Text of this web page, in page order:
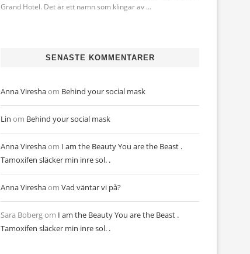
Grand Hotel. Det är ett namn som klingar av …
SENASTE KOMMENTARER
Anna Vireshaom Behind your social mask
Lin om Behind your social mask
Anna Vireshaom I am the Beauty You are the Beast .
Tamoxifen släcker min inre sol. .
Anna Vireshaom Vad väntar vi på?
Sara Bobergom I am the Beauty You are the Beast .
Tamoxifen släcker min inre sol. .